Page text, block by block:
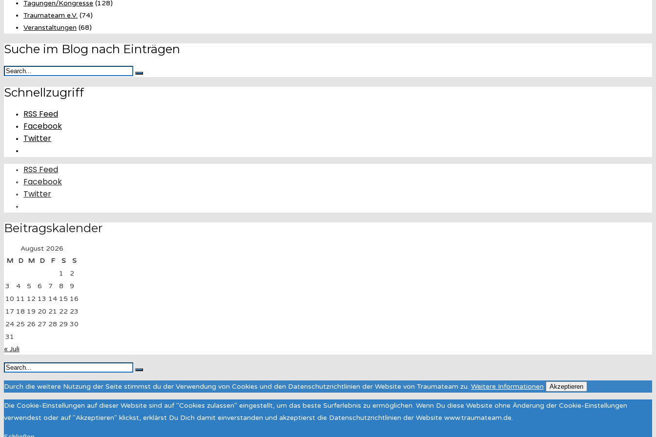
Tagungen/Kongresse (128)
Traumateam e.V. (74)
Veranstaltungen (68)
Suche im Blog nach Einträgen
Schnellzugriff
RSS Feed
Facebook
Twitter
RSS Feed
Facebook
Twitter
Beitragskalender
August 2026
M
D M D F S
S
1
2
3
4 5 6 7 8
9
10 11 12 13 14 15 16
17 18 19 20 21 22 23
24 25 26 27 28 29 30
31
« Juli
Durch die weitere Nutzung der Seite stimmst du der Verwendung von Cookies und den Datenschutzrichtlinien der Website von Traumateam zu. Weitere Informationen Akzeptieren
Die Cookie-Einstellungen auf dieser Website sind auf "Cookies zulassen" eingestellt, um das beste Surferlebnis zu ermöglichen. Wenn Du diese Website ohne Änderung der Cookie-Einstellungen
verwendest oder auf "Akzeptieren" klickst, erklärst Du Dich damit einverstanden und akzeptierst die Datenschutzrichtlinien der Website www.traumateam.de.